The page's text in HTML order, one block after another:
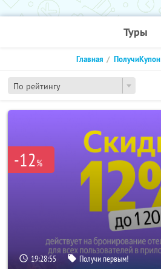
Туры
По рейтингу
Главная ПолучиКупон
-12%
19:28:55 Получи первым!